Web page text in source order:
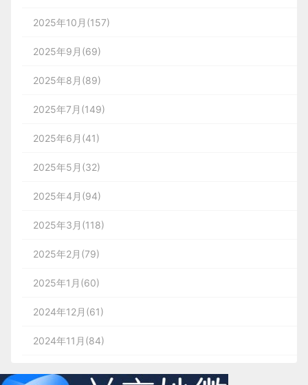
2025年10月(157)
2025年9月(69)
2025年8月(89)
2025年7月(149)
2025年6月(41)
2025年5月(32)
2025年4月(94)
2025年3月(118)
2025年2月(79)
2025年1月(60)
2024年12月(61)
2024年11月(84)